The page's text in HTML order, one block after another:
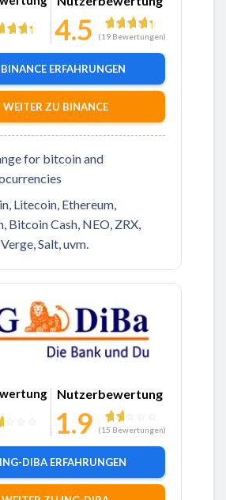
4.5 (19Bewertungen)
ERFAHRUNGEN
WEITER ZU BINANCE
for bitcoin and
Litecoin, Ethereum,
Bitcoin Cash, NEO, ZRX,
Salt, uvm.
Nutzerbewertung
1.9 (15 Bewertungen)
DIBA ERFAHRUNGEN